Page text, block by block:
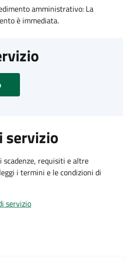
amministrativo: La
è immediata.
servizio
scadenze, requisiti e altre
i termini e le condizioni di
servizio